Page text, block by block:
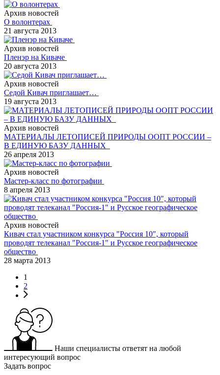
Архив новостей
О волонтерах
21 августа 2013
Архив новостей
Пленэр на Киваче
20 августа 2013
Архив новостей
Седой Кивач приглашает…
19 августа 2013
Архив новостей
МАТЕРИАЛЫ ЛЕТОПИСЕЙ ПРИРОДЫ ООПТ РОССИИ –
В ЕДИНУЮ БАЗУ ДАННЫХ
26 апреля 2013
Архив новостей
Мастер-класс по фотографии
8 апреля 2013
Архив новостей
Кивач стал участником конкурса "Россия 10", который
проводят телеканал "Россия-1" и Русское географическое
общество
28 марта 2013
1
2
Наши специалисты ответят на любой
интересующий вопрос
Задать вопрос